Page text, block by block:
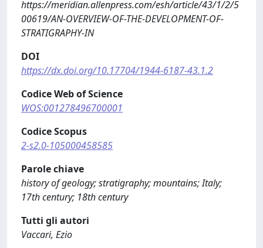
https://meridian.allenpress.com/esh/article/43/1/2/5
00619/AN-OVERVIEW-OF-THE-DEVELOPMENT-OF-
STRATIGRAPHY-IN
DOI
https://dx.doi.org/10.17704/1944-6187-43.1.2
Codice Web of Science
WOS:001278496700001
Codice Scopus
2-s2.0-105000458585
Parole chiave
history of geology; stratigraphy; mountains; Italy;
17th century; 18th century
Tutti gli autori
Vaccari, Ezio